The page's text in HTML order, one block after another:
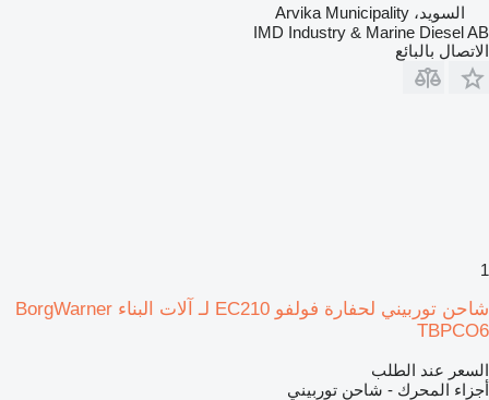
السويد، Arvika Municipality
IMD Industry & Marine Diesel AB
الاتصال بالبائع
1
شاحن توربيني لحفارة فولفو EC210 لـ آلات البناء BorgWarner
TBPCO6
السعر عند الطلب
أجزاء المحرك - شاحن توربيني